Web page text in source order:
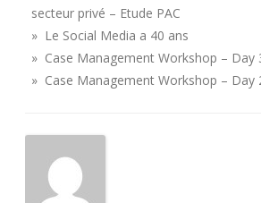
secteur privé – Etude PAC
» Le Social Media a 40 ans
» Case Management Workshop – Day
» Case Management Workshop – Day